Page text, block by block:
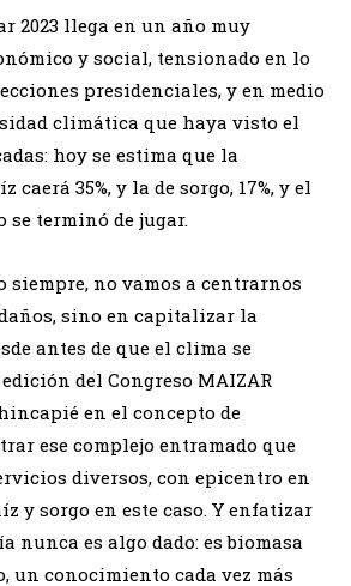
2023 llega en un año muy
y social, tensionado en lo
presidenciales, y en medio
climática que haya visto el
hoy se estima que la
caerá 35%, y la de sorgo, 17%, y el
terminó de jugar.
siempre, no vamos a centrarnos
sino en capitalizar la
antes de que el clima se
del Congreso MAIZAR
en el concepto de
ese complejo entramado que
diversos, con epicentro en
y sorgo en este caso. Y enfatizar
nunca es algo dado: es biomasa
un conocimiento cada vez más